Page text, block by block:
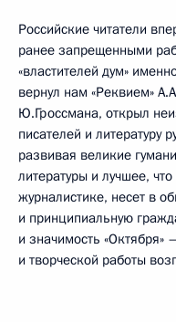
Российские читатели
ранее запрещенными
«властителей дум»
вернул нам «Реквием»
Ю.Гроссмана, открыл
писателей и литературу
развивая великие
литературы и лучшее,
журналистике, несет в
и принципиальную
и значимость «Октября»
и творческой работы